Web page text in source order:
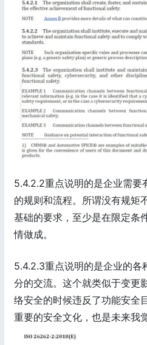
5.4.2.2重点说明的是企业需要
的规则和流程。所谓没有规矩
基础的要求，至少是在限定条
情做成。
5.4.2.3重点说明的是企业的各
分的交流。这个就类似于变更
络安全的时候违反了功能安全
重要的安全文化，也是未来我